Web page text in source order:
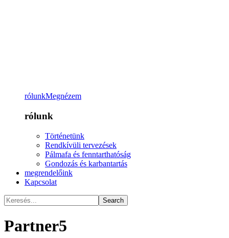
rólunkMegnézem
rólunk
Történetünk
Rendkívüli tervezések
Pálmafa és fenntarthatóság
Gondozás és karbantartás
megrendelőink
Kapcsolat
Partner5